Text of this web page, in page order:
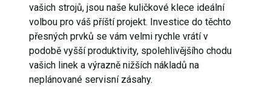
vašich strojů, jsou naše kuličkové klece ideální
volbou pro váš příští projekt. Investice do těchto
přesných prvků se vám velmi rychle vrátí v
podobě vyšší produktivity, spolehlivějšího chodu
vašich linek a výrazně nižších nákladů na
neplánované servisní zásahy.